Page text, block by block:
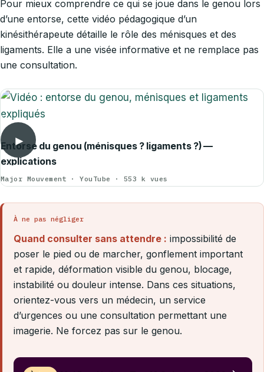
Pour mieux comprendre ce qui se joue dans le genou lors
d’une entorse, cette vidéo pédagogique d’un
kinésithérapeute détaille le rôle des ménisques et des
ligaments. Elle a une visée informative et ne remplace pas
une consultation.
►
Entorse du genou (ménisques ? ligaments ?) —
explications
Major Mouvement · YouTube · 553 k vues
À ne pas négliger
Quand consulter sans attendre : impossibilité de
poser le pied ou de marcher, gonflement important
et rapide, déformation visible du genou, blocage,
instabilité ou douleur intense. Dans ces situations,
orientez-vous vers un médecin, un service
d’urgences ou une consultation permettant une
imagerie. Ne forcez pas sur le genou.